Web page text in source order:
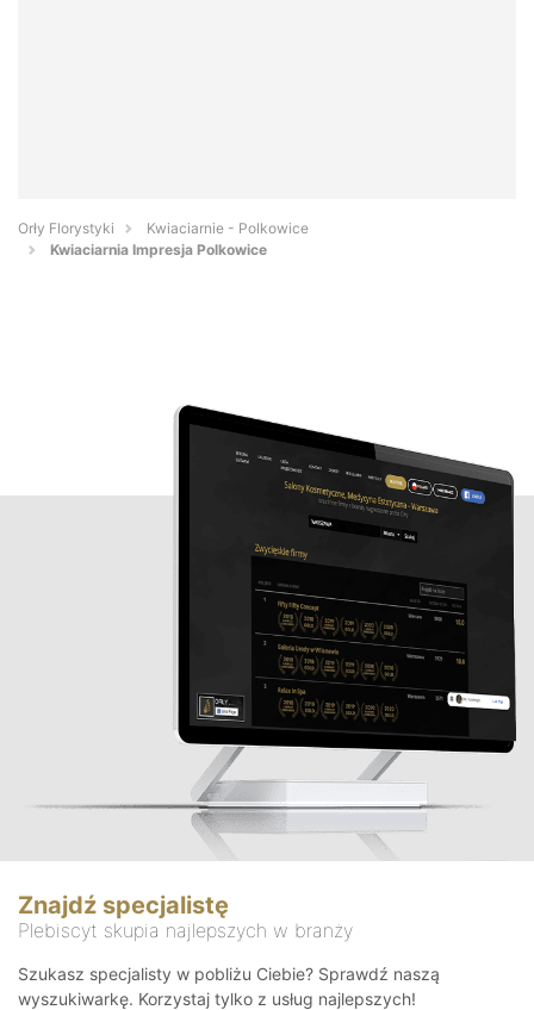
Orły Florystyki
Kwiaciarnie - Polkowice
Kwiaciarnia Impresja Polkowice
Znajdź specjalistę
Plebiscyt skupia najlepszych w branży
Szukasz specjalisty w pobliżu Ciebie? Sprawdź naszą
wyszukiwarkę. Korzystaj tylko z usług najlepszych!